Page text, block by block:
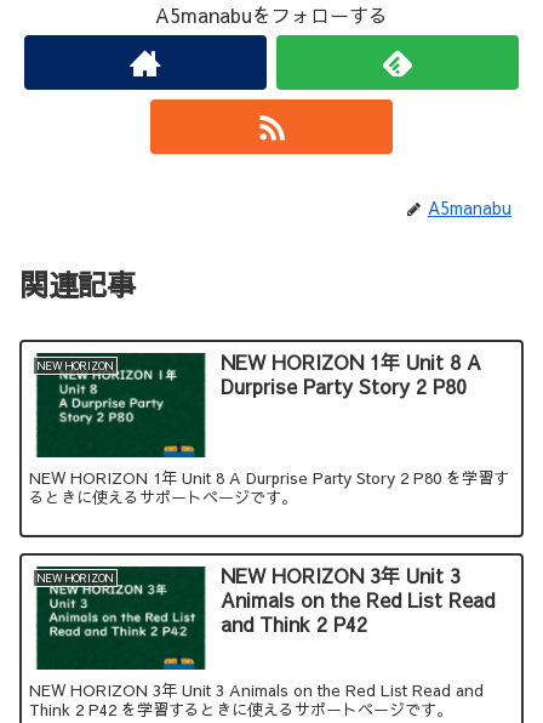
A5manabuをフォローする
A5manabu
関連記事
NEW HORIZON
NEW HORIZON 1年 Unit 8 A
Durprise Party Story 2 P80
NEW HORIZON 1年 Unit 8 A Durprise Party Story 2 P80 を学習す
るときに使えるサポートページです。
NEW HORIZON
NEW HORIZON 3年 Unit 3
Animals on the Red List Read
and Think 2 P42
NEW HORIZON 3年 Unit 3 Animals on the Red List Read and
Think 2 P42 を学習するときに使えるサポートページです。